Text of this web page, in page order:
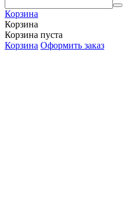
Корзина
Корзина
Корзина пуста
Корзина Оформить заказ